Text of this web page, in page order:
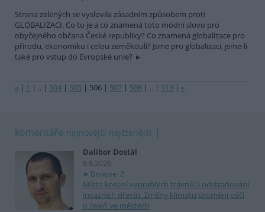
Strana zelených se vyslovila zásadním způsobem proti
GLOBALIZACI. Co to je a co znamená toto módní slovo pro
obyčejného občana České republiky? Co znamená globalizace pro
přírodu, ekonomiku i celou zeměkouli? Jsme pro globalizaci, jsme-li
také pro vstup do Evropské unie?
« | 1 | .. | 504 | 505 | 506 | 507 | 508 | .. | 513 | »
komentáře nejnovější nejčtenější
Dalibor Dostál
8.8.2026
Diskuse: 2
Místo kosení vyprahlých trávníků odstraňování
invazních dřevin. Změny klimatu promění péči
o zeleň ve městech